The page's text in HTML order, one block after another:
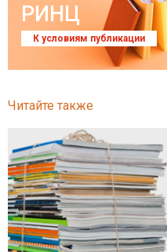
РИНЦ
К условиям публикации
Читайте также